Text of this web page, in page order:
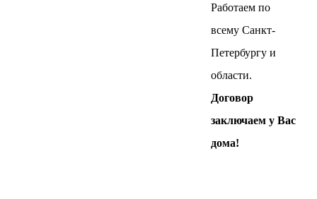
Работаем по
всему Санкт-
Петербургу и
области.
Договор
заключаем у Вас
дома!